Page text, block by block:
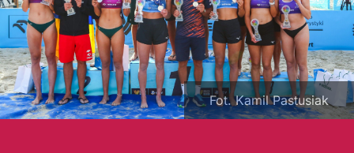
Fot. Kamil Pastusiak